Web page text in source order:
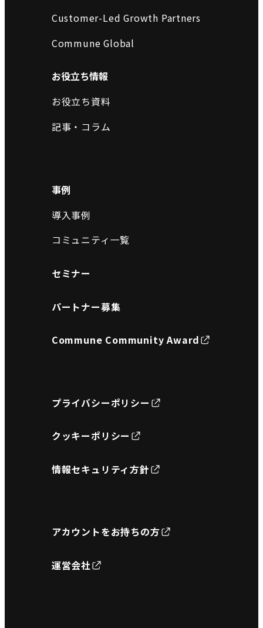
Customer-Led Growth Partners
Commune Global
お役立ち情報
お役立ち資料
記事・コラム
事例
導入事例
コミュニティ一覧
セミナー
パートナー募集
Commune Community Award
プライバシーポリシー
クッキーポリシー
情報セキュリティ方針
アカウントをお持ちの方
運営会社